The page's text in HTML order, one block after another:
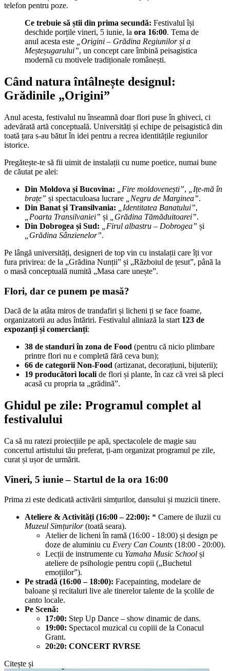
telefon pentru poze.
Ce trebuie să știi din prima secundă: Festivalul își
deschide porțile vineri, 5 iunie, la ora 16:00. Tema de
anul acesta este
„Origini – Grădina Regiunilor și a
Meșteșugarului”, un concept care îmbină peisagistica
modernă cu motivele tradiționale românești.
Când natura întâlnește designul:
Grădinile „Origini”
Anul acesta, festivalul nu înseamnă doar flori puse în ghiveci, ci
adevărată artă conceptuală. Universități și echipe de peisagistică din
toată țara s-au bătut în idei pentru a recrea identitățile regiunilor
istorice.
Pregătește-te să fii uimit de instalații cu nume poetice, numai bune
de căutat pe alei:
Din Moldova și Bucovina:
„Fire moldovenești”,
„Ițe-mă în
brațe” și spectaculoasa lucrare „Negru de Marginea”.
Din Banat și Transilvania:
„Identitatea Banatului”,
„Poarta Transilvaniei” și „Grădina Tămăduitoarei”.
Din Dobrogea și Sud:
„Firul albastru – Dobrogea” și
„Grădina Sânzienelor”.
Pe lângă universități, designeri de top vin cu instalații care îți vor
fura privirea: de la „Grădina Nunții” și „Războiul de țesut”, până la
o masă conceptuală numită „Masa care unește”.
Flori, dar ce punem pe masă?
Dacă de la atâta miros de trandafiri și licheni ți se face foame,
organizatorii au adus întăriri. Festivalul aliniază la start 123 de
expozanți și comercianți:
38 de standuri în zona de Food (pentru că nicio plimbare
printre flori nu e completă fără ceva bun);
66 de categorii Non-Food (artizanat, decorațiuni, bijuterii);
19 producători locali de flori și plante, în caz că vrei să pleci
acasă cu propria ta „grădină”.
Ghidul pe zile: Programul complet al
festivalului
Ca să nu ratezi proiecțiile pe apă, spectacolele de magie sau
concertul artistului tău preferat, ți-am organizat programul pe zile,
curat și ușor de urmărit.
Vineri, 5 iunie – Startul de la ora 16:00
Prima zi este dedicată activării simțurilor, dansului și muzicii tinere.
Ateliere & Activități (16:00 – 22:00): * Camere de iluzii cu
Muzeul Simțurilor(toată seara).
Atelier de licheni în ramă (16:00 - 18:00) și design pe
doze de aluminiu cu Every Can Counts (18:00 - 20:00).
Lecții de instrumente cu Yamaha Music School și
ateliere de psihologie pentru copii („Buchetul
emoțiilor”).
Pe stradă (16:00 – 18:00): Facepainting, modelare de
baloane și recitaluri live ale tinerelor talente de la școlile de
canto locale.
Pe Scenă:
17:00: Step Up Dance – show dinamic de dans.
19:00: Spectacol muzical cu copiii de la Conacul
Grant.
20:20: CONCERT RVRSE
Citește și